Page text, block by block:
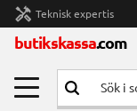
Meny
handyman Teknisk expertis
butikskassa.com